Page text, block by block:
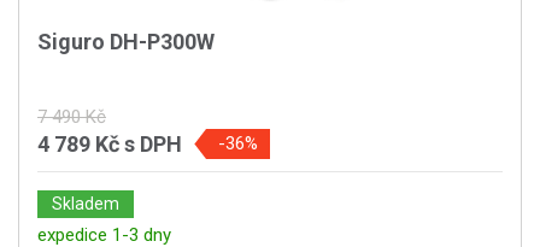
Siguro DH-P300W
7 490 Kč
4 789 Kčs DPH -36%
Skladem
expedice 1-3 dny